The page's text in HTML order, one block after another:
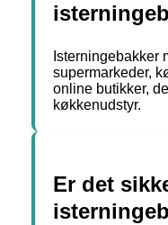
Isterningebakker
supermarkeder,
online butikker,
køkkenudstyr.
Er det